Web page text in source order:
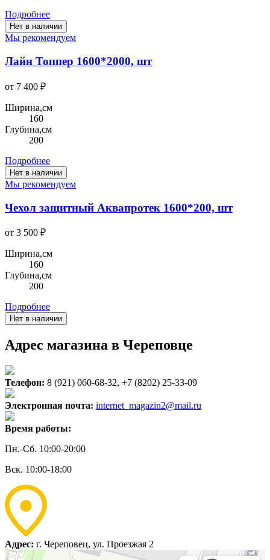
Подробнее
Нет в наличии
Мы рекомендуем
Лайн Топпер 1600*2000, шт
от 7 400 ₽
Ширина,см
160
Глубина,см
200
Подробнее
Нет в наличии
Мы рекомендуем
Чехол защитный Аквапротек 1600*200, шт
от 3 500 ₽
Ширина,см
160
Глубина,см
200
Подробнее
Нет в наличии
Адрес магазина в Череповце
Телефон: 8 (921) 060-68-32, +7 (8202) 25-33-09
Электронная почта: internet_magazin2@mail.ru
Время работы:
Пн.-Сб. 10:00-20:00
Вск. 10:00-18:00
Адрес: г. Череповец, ул. Проезжая 2